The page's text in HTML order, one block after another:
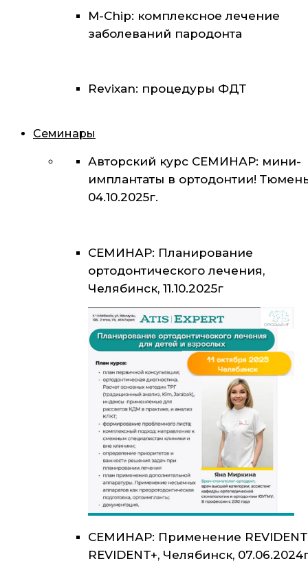
M-Chip: комплексное лечение
заболеваний пародонта
Revixan: процедуры ФДТ
Семинары
Авторский курс СЕМИНАР: мини-
имплантаты в ортодонтии!
04.10.2025г.
СЕМИНАР: Планирование
ортодонтического лечения,
Челябинск, 11.10.2025г
СЕМИНАР: Применение
REVIDENT+, Челябинск,